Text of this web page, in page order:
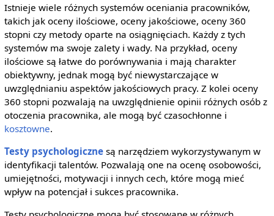
Istnieje wiele różnych systemów oceniania pracowników,
takich jak oceny ilościowe, oceny jakościowe, oceny 360
stopni czy metody oparte na osiągnięciach. Każdy z tych
systemów ma swoje zalety i wady. Na przykład, oceny
ilościowe są łatwe do porównywania i mają charakter
obiektywny, jednak mogą być niewystarczające w
uwzględnianiu aspektów jakościowych pracy. Z kolei oceny
360 stopni pozwalają na uwzględnienie opinii różnych osób z
otoczenia pracownika, ale mogą być czasochłonne i
kosztowne.
Testy psychologicznesą narzędziem wykorzystywanym w
identyfikacji talentów. Pozwalają one na ocenę osobowości,
umiejętności, motywacji i innych cech, które mogą mieć
wpływ na potencjał i sukces pracownika.